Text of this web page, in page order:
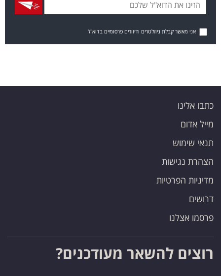
אני מאשר קבלת ניוזלטרים ודיוורים פרסומיים בדוא"ל
כתבו אלינו
מייל אדום
תנאי שימוש
הצהרת נגישות
מדיניות הפרטיות
דרושים
פרסמו אצלנו
רוצים להשאר מעודכנים?